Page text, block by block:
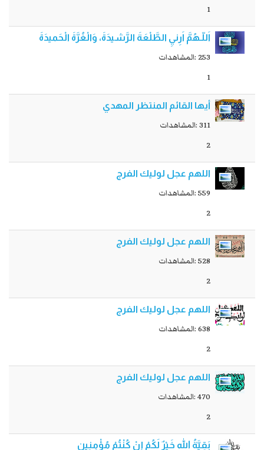
1
اَللّـهُمَّ اَرِنيِ الطَّلْعَةَ الرَّشيدَةَ، وَالْغُرَّةَ الْحَميدَةَ
253 :المشاهدات
1
أيها القائم المنتظر المهدي
311 :المشاهدات
2
اللهم عجل لوليك الفرج
559 :المشاهدات
2
اللهم عجل لوليك الفرج
528 :المشاهدات
2
اللهم عجل لوليك الفرج
638 :المشاهدات
2
اللهم عجل لوليك الفرج
470 :المشاهدات
2
بَقِیَّةُ الله خَیْرٌ لَکُمْ إِنْ کُنْتُمْ مُؤْمِنِین